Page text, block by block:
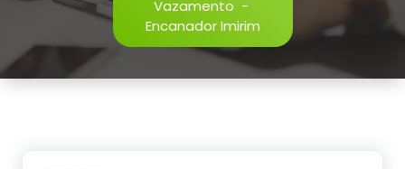
Vazamento -
Encanador Imirim